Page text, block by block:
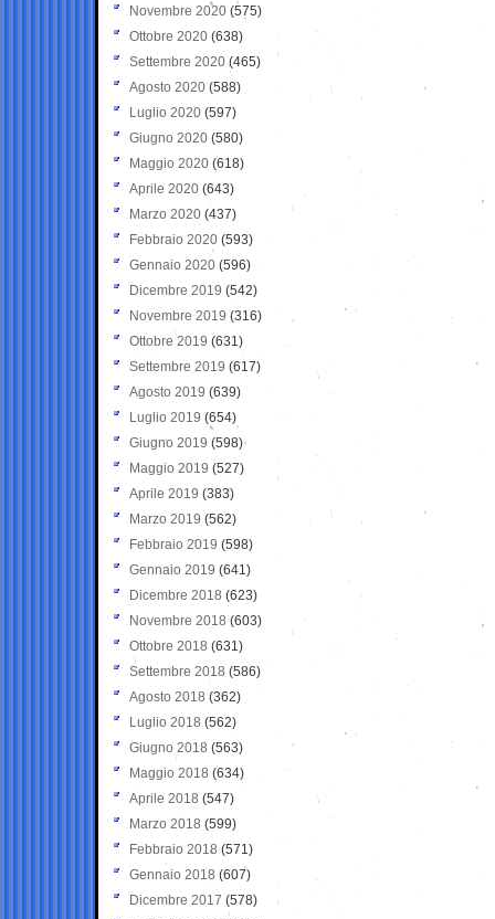
Novembre 2020 (575)
Ottobre 2020 (638)
Settembre 2020(465)
Agosto 2020 (588)
Luglio 2020 (597)
Giugno 2020 (580)
Maggio 2020 (618)
Aprile 2020 (643)
Marzo 2020 (437)
Febbraio 2020 (593)
Gennaio 2020 (596)
Dicembre 2019 (542)
Novembre 2019 (316)
Ottobre 2019 (631)
Settembre 2019 (617)
Agosto 2019 (639)
Luglio 2019 (654)
Giugno 2019 (598)
Maggio 2019 (527)
Aprile 2019 (383)
Marzo 2019 (562)
Febbraio 2019 (598)
Gennaio 2019 (641)
Dicembre 2018 (623)
Novembre 2018 (603)
Ottobre 2018 (631)
Settembre 2018 (586)
Agosto 2018 (362)
Luglio 2018 (562)
Giugno 2018 (563)
Maggio 2018 (634)
Aprile 2018 (547)
Marzo 2018 (599)
Febbraio 2018 (571)
Gennaio 2018 (607)
Dicembre 2017 (578)